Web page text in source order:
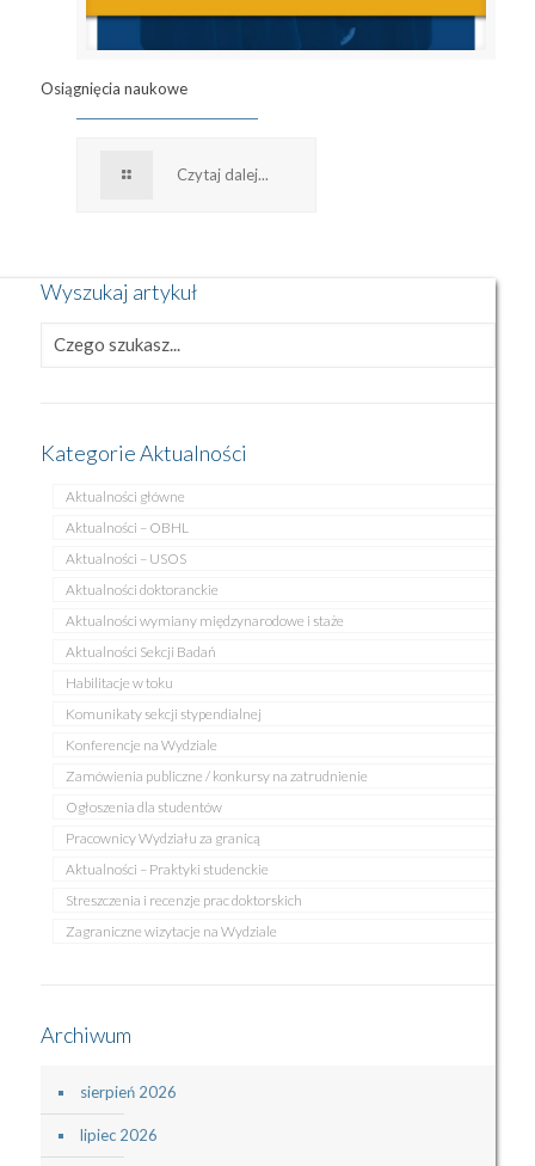
Osiągnięcia naukowe
Czytaj dalej...
Wyszukaj artykuł
Kategorie Aktualności
Aktualności główne
Aktualności – OBHL
Aktualności – USOS
Aktualności doktoranckie
Aktualności wymiany międzynarodowe i staże
Aktualności Sekcji Badań
Habilitacje w toku
Komunikaty sekcji stypendialnej
Konferencje na Wydziale
Zamówienia publiczne / konkursy na zatrudnienie
Ogłoszenia dla studentów
Pracownicy Wydziału za granicą
Aktualności – Praktyki studenckie
Streszczenia i recenzje prac doktorskich
Zagraniczne wizytacje na Wydziale
Archiwum
sierpień 2026
lipiec 2026